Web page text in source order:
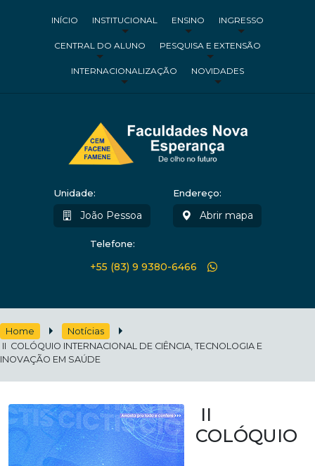
INÍCIO INSTITUCIONAL ENSINO INGRESSO
CENTRAL DO ALUNO PESQUISA E EXTENSÃO
INTERNACIONALIZAÇÃO NOVIDADES
Unidade:
João Pessoa
Endereço:
Abrir mapa
Telefone:
+55 (83) 9 9380-6466
Home
Notícias
II COLÓQUIO INTERNACIONAL DE CIÊNCIA, TECNOLOGIA E
INOVAÇÃO EM SAÚDE
II
COLÓQUIO